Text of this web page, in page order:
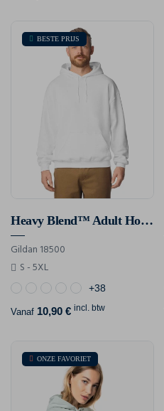
BESTE PRIJS
Heavy Blend™ Adult Hooded Sweatshirt
Gildan 18500
S - 5XL
+38
Vanaf 10,90 € incl. btw
ONZE FAVORIET